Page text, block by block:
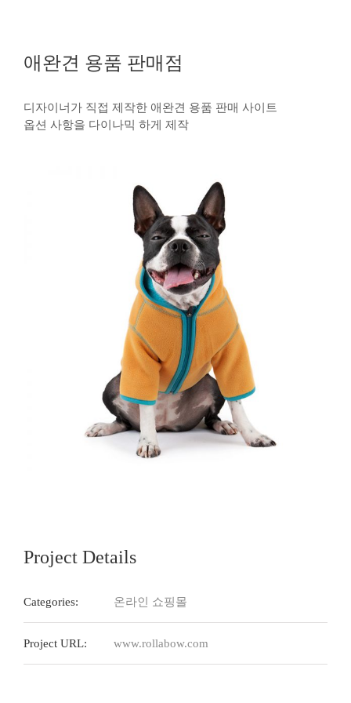
애완견 용품 판매점
디자이너가 직접 제작한 애완견 용품 판매 사이트
옵션 사항을 다이나믹 하게 제작
Project Details
Categories: 온라인 쇼핑몰
Project URL: www.rollabow.com